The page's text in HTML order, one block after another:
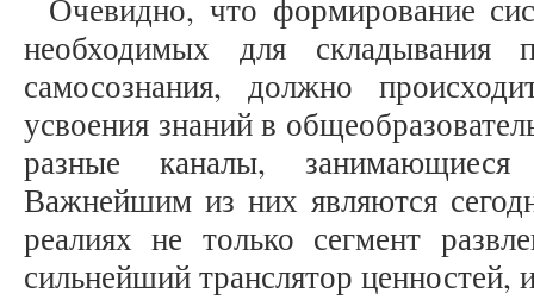
Очевидно, что формирование
необходимых для складывания
самосознания, должно
усвоения знаний в
разные каналы, занимающиеся
Важнейшим из них являются
реалиях не только сегмент
сильнейший транслятор ценностей,